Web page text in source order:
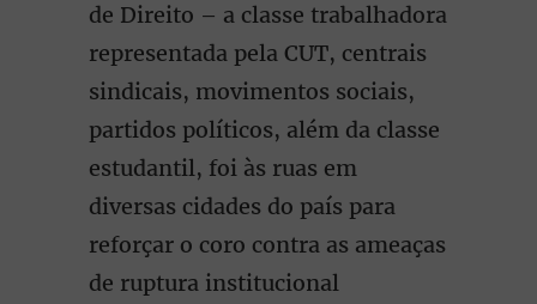
de Direito – a classe trabalhadora
representada pela CUT, centrais
sindicais, movimentos sociais,
partidos políticos, além da classe
estudantil, foi às ruas em
diversas cidades do país para
reforçar o coro contra as ameaças
de ruptura institucional